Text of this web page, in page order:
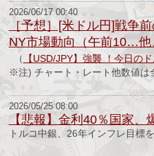
グ］-
株
FX
競
馬
パ
2026/06/17 00:40
［予想］[米ドル円]戦争
NY市場動向（午前10…他
（ 【USD/JPY】強襲 ！今日の
※注) チャート・レート他数値
2026/05/25 08:00
【悲報】金利40％国家、
トルコ中銀、26年インフレ目